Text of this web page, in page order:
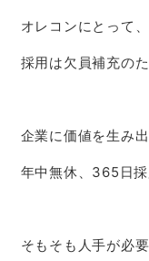
オレコンにとって、
採用は欠員補充のた
企業に価値を生み
年中無休、365日採
そもそも人手が必